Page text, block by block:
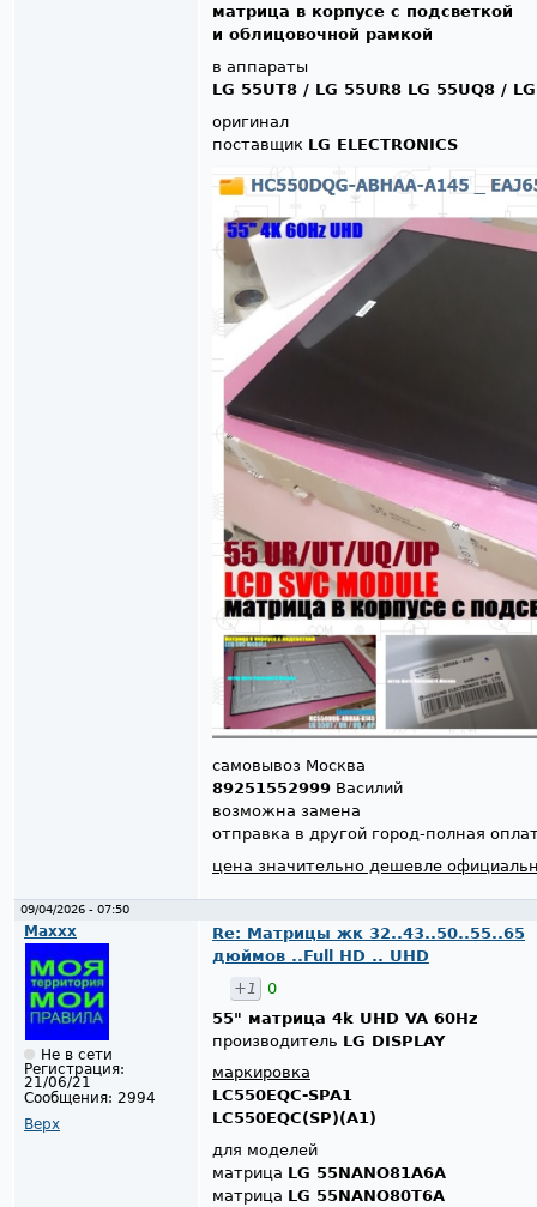
матрица в корпусе с подсветкой
и облицовочной рамкой
в аппараты
LG 55UT8 / LG 55UR8 LG 55UQ8 /
оригинал
поставщик LG ELECTRONICS
самовывоз Москва
89251552999 Василий
возможна замена
отправка в другой город-полная
цена значительно дешевле
09/04/2026 - 07:50
Maxxx
Не в сети
Регистрация:
21/06/21
Сообщения: 2994
Верх
Re: Матрицы жк 32..43..50..55..65
дюймов ..Full HD .. UHD
+1
0
55" матрица 4k UHD VA 60Hz
производитель LG DISPLAY
маркировка
LC550EQC-SPA1
LC550EQC(SP)(A1)
для моделей
матрица LG 55NANO81A6A
матрица LG 55NANO80T6A